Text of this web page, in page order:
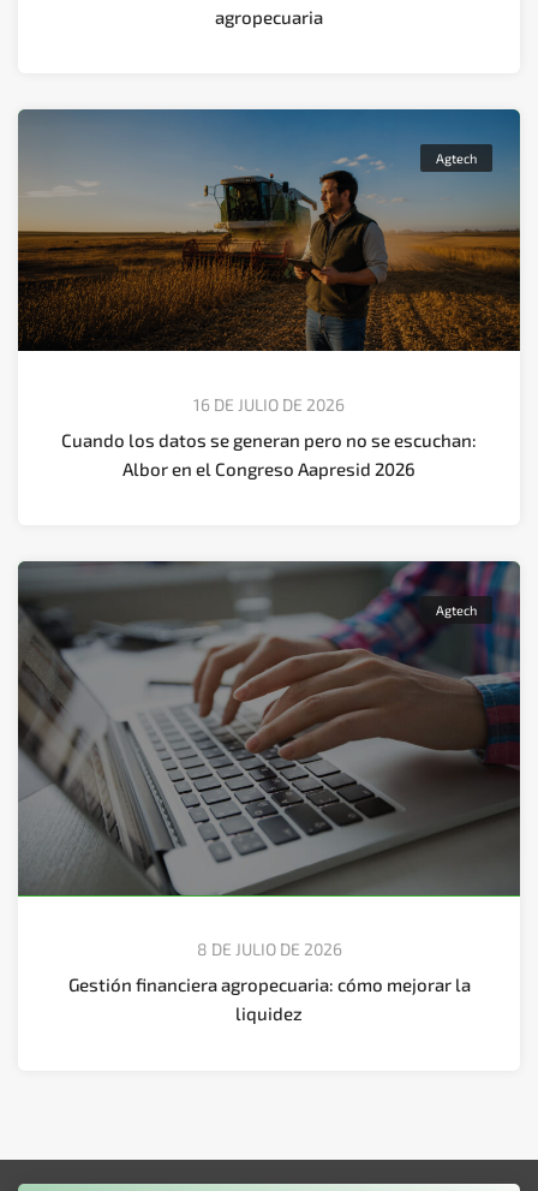
agropecuaria
Agtech
16 DE JULIO DE 2026
Cuando los datos se generan pero no se escuchan:
Albor en el Congreso Aapresid 2026
Agtech
8 DE JULIO DE 2026
Gestión financiera agropecuaria: cómo mejorar la
liquidez